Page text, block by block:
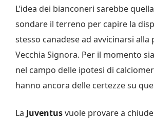
L’idea dei bianconeri sarebbe
sondare il terreno per capire la
stesso canadese ad avvicinarsi alla
Vecchia Signora. Per il momento
nel campo delle ipotesi di
hanno ancora delle certezze su
La Juventusvuole provare a